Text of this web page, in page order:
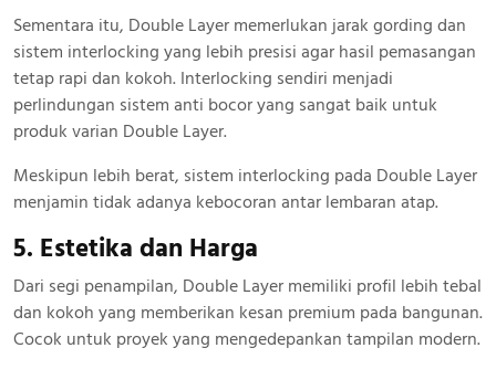
Sementara itu, Double Layer memerlukan jarak gording dan
sistem interlocking yang lebih presisi agar hasil pemasangan
tetap rapi dan kokoh. Interlocking sendiri menjadi
perlindungan sistem anti bocor yang sangat baik untuk
produk varian Double Layer.
Meskipun lebih berat, sistem interlocking pada Double Layer
menjamin tidak adanya kebocoran antar lembaran atap.
5. Estetika dan Harga
Dari segi penampilan, Double Layer memiliki profil lebih tebal
dan kokoh yang memberikan kesan premium pada bangunan.
Cocok untuk proyek yang mengedepankan tampilan modern.